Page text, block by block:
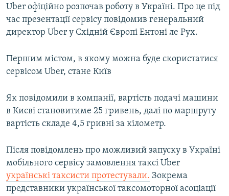
РУС
УКР
ДОЛУЧАЙСЯ!
Uber офіційно розпочав роботу в Україні. Про це під
час презентації сервісу повідомив генеральний
директор Uber у Східній Європі Ентоні ле Рух.
Першим містом, в якому можна буде скористатися
сервісом Uber, стане Київ
Як повідомили в компанії, вартість подачі машини
в Києві становитиме 25 гривень, далі по маршруту
вартість складе 4,5 гривні за кілометр.
Після повідомлень про можливий запуску в Україні
мобільного сервісу замовлення таксі Uber
українські таксисти протестували. Зокрема
представники української таксомоторної асоціації